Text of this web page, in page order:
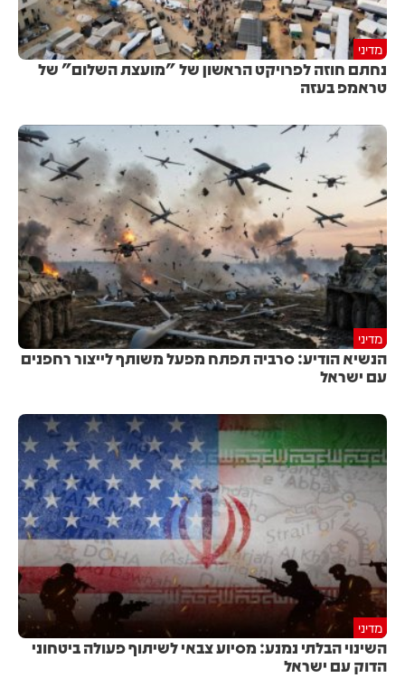
מדיני
נחתם חוזה לפרויקט הראשון של "מועצת השלום" של
טראמפ בעזה
מדיני
הנשיא הודיע: סרביה תפתח מפעל משותף לייצור רחפנים
עם ישראל
מדיני
השינוי הבלתי נמנע: מסיוע צבאי לשיתוף פעולה ביטחוני
הדוק עם ישראל